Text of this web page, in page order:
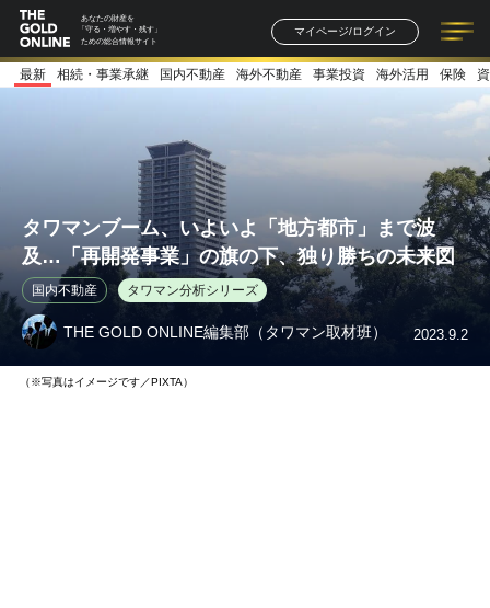
あなたの財産を
「守る・増やす・残す」
ための総合情報サイト
マイページ/ログイン
記事一覧 連載一覧
著者一覧 書籍一覧
最新 相続・事業承継 国内不動産 海外不動産 事業投資 海外活用 保険
タワマンブーム、いよいよ「地方都市」まで波
及…「再開発事業」の旗の下、独り勝ちの未来図
国内不動産 タワマン分析シリーズ
THE GOLD ONLINE編集部（タワマン取材班） 2023.9.2
（※写真はイメージです／PIXTA）